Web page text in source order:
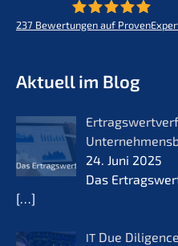
237 Bewertungen auf
Aktuell im Blog
24. Juni 2025
Das
[…]
IT Due